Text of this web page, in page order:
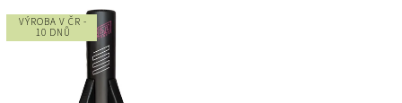
VÝROBA V ČR -
10 DNŮ